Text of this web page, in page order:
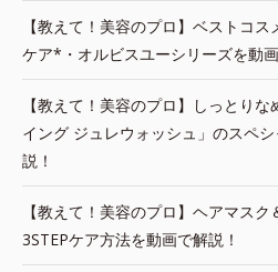
【教えて！美容のプロ】ベストコ
ケア*・オルビスユーシリーズを動画
【教えて！美容のプロ】しっとり
イング ジュレウォッシュ」のスペ
説！
【教えて！美容のプロ】ヘアマス
3STEPケア方法を動画で解説！